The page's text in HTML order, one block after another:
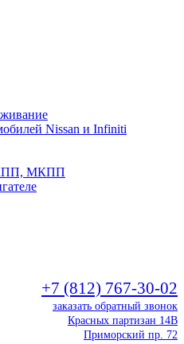
Nissan и Infiniti
МКПП
+7 (812) 767-30-02
заказать обратный звонок
Красных партизан 14В
Приморский пр. 72